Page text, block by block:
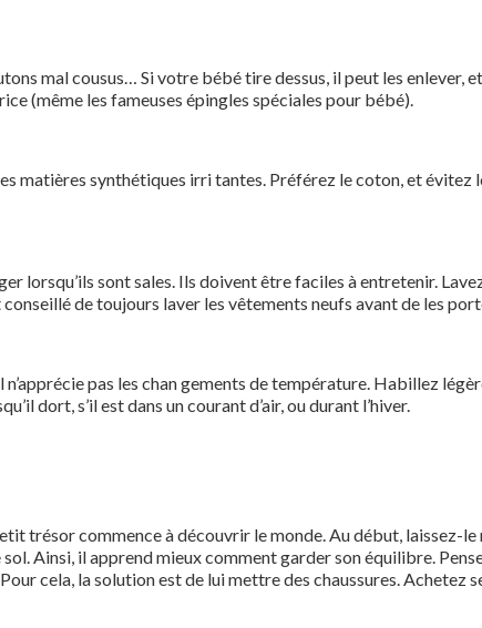
mal cousus… Si votre bébé tire dessus, il peut les enlever,
(même les fameuses épingles spéciales pour bébé).
matières synthétiques irri tantes. Préférez le coton, et évitez
lorsqu’ils sont sales. Ils doivent être faciles à entretenir.
de toujours laver les vêtements neufs avant de les
pas les chan gements de température. Habillez
dort, s’il est dans un courant d’air, ou durant l’hiver.
trésor commence à découvrir le monde. Au début, laissez-le
Ainsi, il apprend mieux comment garder son équilibre.
cela, la solution est de lui mettre des chaussures. Achetez